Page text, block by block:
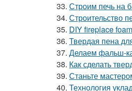
33. Строим печь на
34. Строительство
35. DIY fireplace
36. Твердая пена
37. Делаем фальш-
38. Как сделать
39. Станьте
40. Технология